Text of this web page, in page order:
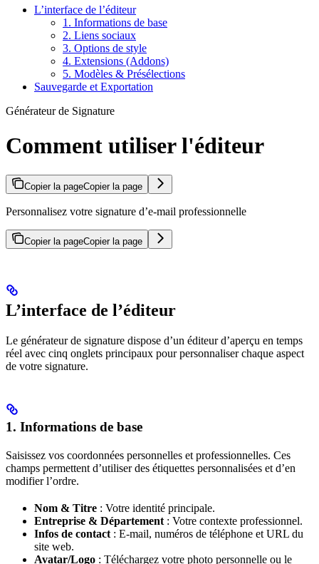
L’interface de l’éditeur
1. Informations de base
2. Liens sociaux
3. Options de style
4. Extensions (Addons)
5. Modèles & Présélections
Sauvegarde et Exportation
Générateur de Signature
Comment utiliser l'éditeur
Copier la pageCopier la page
Personnalisez votre signature d’e-mail professionnelle
Copier la pageCopier la page
L’interface de l’éditeur
Le générateur de signature dispose d’un éditeur d’aperçu en temps
réel avec cinq onglets principaux pour personnaliser chaque aspect
de votre signature.
1. Informations de base
Saisissez vos coordonnées personnelles et professionnelles. Ces
champs permettent d’utiliser des étiquettes personnalisées et d’en
modifier l’ordre.
Nom & Titre : Votre identité principale.
Entreprise & Département: Votre contexte professionnel.
Infos de contact: E-mail, numéros de téléphone et URL du
site web.
Avatar/Logo : Téléchargez votre photo personnelle ou le